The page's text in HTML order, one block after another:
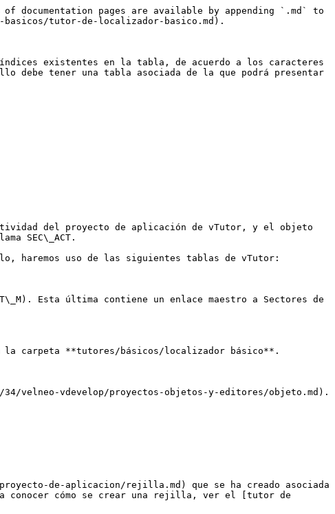
documentation pages are available by appending `.md` to
tutor-de-localizador-basico.md).
existentes en la tabla, de acuerdo a los caracteres
debe tener una tabla asociada de la que podrá presentar
del proyecto de aplicación de vTutor, y el objeto
SEC\_ACT.
haremos uso de las siguientes tablas de vTutor:
Esta última contiene un enlace maestro a Sectores de
la carpeta **tutores/básicos/localizador básico**.
velneo-vdevelop/proyectos-objetos-y-editores/objeto.md).
de-aplicacion/rejilla.md) que se ha creado asociada
conocer cómo se crear una rejilla, ver el [tutor de